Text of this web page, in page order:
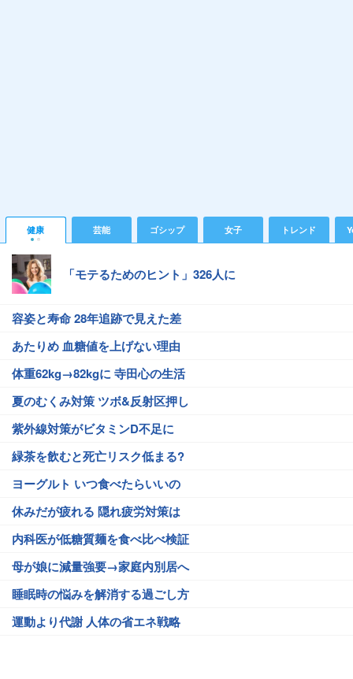
健康 芸能 ゴシップ 女子 トレンド
「モテるためのヒント」326人に
容姿と寿命 28年追跡で見えた差
あたりめ 血糖値を上げない理由
体重62kg→82kgに 寺田心の生活
夏のむくみ対策 ツボ&反射区押し
紫外線対策がビタミンD不足に
緑茶を飲むと死亡リスク低まる?
ヨーグルト いつ食べたらいいの
休みだが疲れる 隠れ疲労対策は
内科医が低糖質麺を食べ比べ検証
母が娘に減量強要→家庭内別居へ
睡眠時の悩みを解消する過ごし方
運動より代謝 人体の省エネ戦略